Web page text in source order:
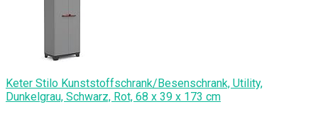
Keter Stilo Kunststoffschrank/Besenschrank, Utility,
Dunkelgrau, Schwarz, Rot, 68 x 39 x 173 cm